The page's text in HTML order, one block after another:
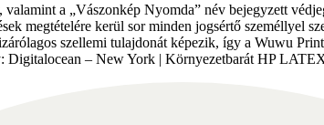
valamint a „Vászonkép Nyomda” név bejegyzett
megtételére kerül sor minden jogsértő személlyel
szellemi tulajdonát képezik, így a Wuwu
Digitalocean – New York | Környezetbarát HP